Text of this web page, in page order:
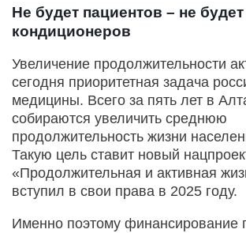
Не будет пациентов – не будет
кондиционеров
Увеличение продолжительности
сегодня приоритетная задача
медицины. Всего за пять лет в
собираются увеличить среднюю
продолжительность жизни
Такую цель ставит новый
«Продолжительная и активная
вступил в свои права в 2025 году.
Именно поэтому финансирование